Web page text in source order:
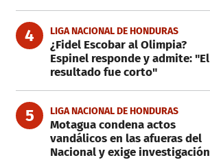
4 LIGA NACIONAL DE HONDURAS
¿Fidel Escobar al Olimpia?
Espinel responde y admite: "El
resultado fue corto"
5 LIGA NACIONAL DE HONDURAS
Motagua condena actos
vandálicos en las afueras del
Nacional y exige investigación